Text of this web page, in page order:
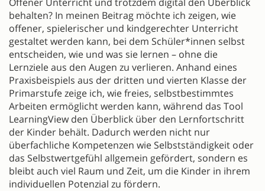
behalten? In meinen Beitrag möchte ich zeigen, wie
offener, spielerischer und kindgerechter Unterricht
gestaltet werden kann, bei dem Schüler*innen selbst
entscheiden, wie und was sie lernen – ohne die
Lernziele aus den Augen zu verlieren. Anhand eines
Praxisbeispiels aus der dritten und vierten Klasse der
Primarstufe zeige ich, wie freies, selbstbestimmtes
Arbeiten ermöglicht werden kann, während das Tool
LearningView den Überblick über den Lernfortschritt
der Kinder behält. Dadurch werden nicht nur
überfachliche Kompetenzen wie Selbstständigkeit oder
das Selbstwertgefühl allgemein gefördert, sondern es
bleibt auch viel Raum und Zeit, um die Kinder in ihrem
individuellen Potenzial zu fördern.